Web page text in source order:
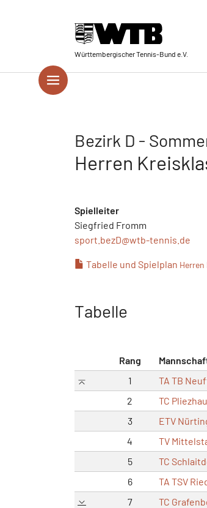
Württembergischer Tennis-Bund e.V.
Bezirk D -
Herren
Spielleiter
Siegfried Fromm
sport.bezD@wtb-tennis.de
Tabelle und Spielplan Herren
Tabelle
Rang
1
TA TB
2
TC
3
ETV
4
TV
5
TC
6
TA TSV
7
TC